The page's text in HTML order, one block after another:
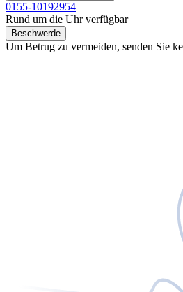
0155-10192954
Rund um die Uhr verfügbar
Beschwerde
Um Betrug zu vermeiden, senden Sie